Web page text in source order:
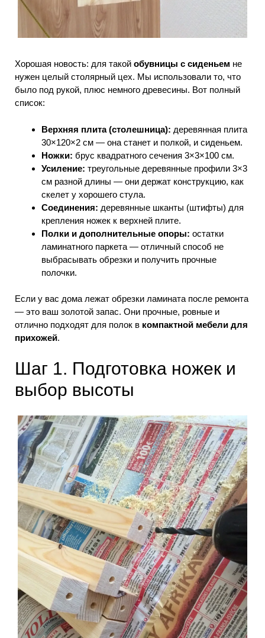
Хорошая новость: для такой обувницы с сиденьем не
нужен целый столярный цех. Мы использовали то, что
было под рукой, плюс немного древесины. Вот полный
список:
Верхняя плита (столешница): деревянная плита
30×120×2 см — она станет и полкой, и сиденьем.
Ножки: брус квадратного сечения 3×3×100 см.
Усиление: треугольные деревянные профили 3×3
см разной длины — они держат конструкцию, как
скелет у хорошего стула.
Соединения: деревянные шканты (штифты) для
крепления ножек к верхней плите.
Полки и дополнительные опоры: остатки
ламинатного паркета — отличный способ не
выбрасывать обрезки и получить прочные
полочки.
Если у вас дома лежат обрезки ламината после ремонта
— это ваш золотой запас. Они прочные, ровные и
отлично подходят для полок в компактной мебели для
прихожей.
Шаг 1. Подготовка ножек и
выбор высоты